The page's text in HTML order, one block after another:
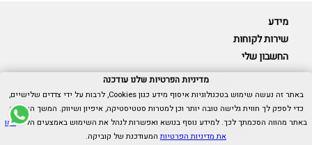
מידע
שירות לקוחות
החשבון שלי
Cubica © כל הזכויות שמורות.
אנו כאן בשבילך -055-9511314
מדיניות הפרטיות שלנו עודכנה
באתר זה נעשה שימוש בטכנולוגיות איסוף מידע כגון Cookies, לרבות על ידי צדדים שלישיים,
כדי לספק לך חווית גלישה טובה יותר וכן למטרות סטטיסטיקה, איפיון ושיווק. המשך הגלישה
באתר מהווה הסכמתך לכך. למידע נוסף בנושא ואפשרות לנהל את השימוש באמצעים הללו,ראו
את מדיניות הפרטיותהמעודכנת של קוביקה.